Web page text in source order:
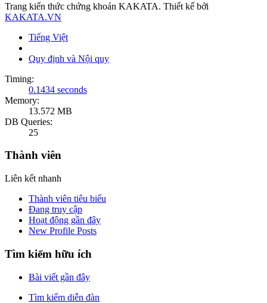
Trang kiến thức chứng khoán KAKATA. Thiết kế bởi
KAKATA.VN
Tiếng Việt
Quy định và Nội quy
Timing:
0.1434 seconds
Memory:
13.572 MB
DB Queries:
25
Thành viên
Liên kết nhanh
Thành viên tiêu biểu
Đang truy cập
Hoạt động gần đây
New Profile Posts
Tìm kiếm hữu ích
Bài viết gần đây
Tìm kiếm diễn đàn